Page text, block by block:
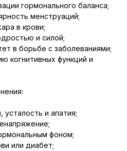
гормонального баланса;
менструаций;
в крови;
и силой;
в борьбе с заболеваниями;
когнитивных функций и
усталость и апатия;
фоном;
или диабет;